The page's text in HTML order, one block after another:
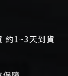
約1~3天到貨